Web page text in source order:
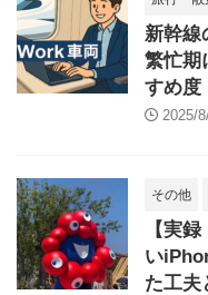
新幹線
繁忙期
すめ度
2025/
その他
【実
い
た工夫